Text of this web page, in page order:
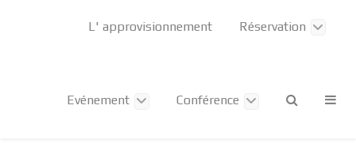
L' approvisionnement Réservation
Evénement Conférence